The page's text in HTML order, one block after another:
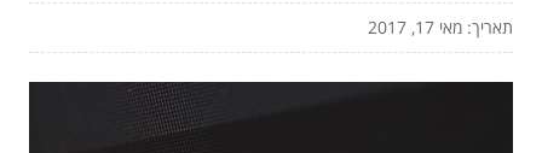
תאריך: מאי 17, 2017